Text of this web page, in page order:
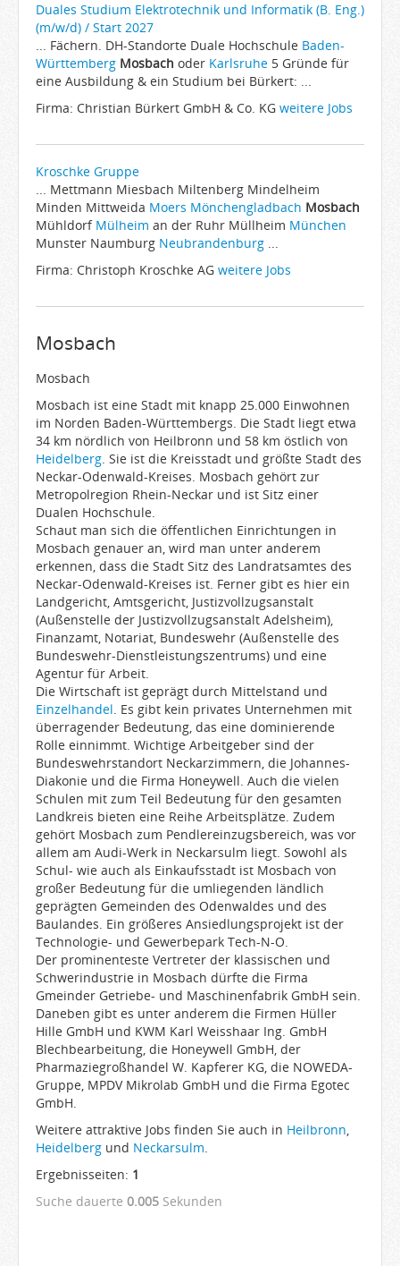
Duales Studium Elektrotechnik und Informatik (B. Eng.)
(m/w/d) / Start 2027
... Fächern. DH-Standorte Duale Hochschule Baden-
Württemberg Mosbach oder Karlsruhe 5 Gründe für
eine Ausbildung & ein Studium bei Bürkert: ...
Firma: Christian Bürkert GmbH & Co. KG weitere Jobs
Kroschke Gruppe
... Mettmann Miesbach Miltenberg Mindelheim
Minden Mittweida Moers Mönchengladbach Mosbach
Mühldorf Mülheim an der Ruhr Müllheim München
Munster Naumburg Neubrandenburg ...
Firma: Christoph Kroschke AG weitere Jobs
Mosbach
Mosbach
Mosbach ist eine Stadt mit knapp 25.000 Einwohnen
im Norden Baden-Württembergs. Die Stadt liegt etwa
34 km nördlich von Heilbronn und 58 km östlich von
Heidelberg. Sie ist die Kreisstadt und größte Stadt des
Neckar-Odenwald-Kreises. Mosbach gehört zur
Metropolregion Rhein-Neckar und ist Sitz einer
Dualen Hochschule.
Schaut man sich die öffentlichen Einrichtungen in
Mosbach genauer an, wird man unter anderem
erkennen, dass die Stadt Sitz des Landratsamtes des
Neckar-Odenwald-Kreises ist. Ferner gibt es hier ein
Landgericht, Amtsgericht, Justizvollzugsanstalt
(Außenstelle der Justizvollzugsanstalt Adelsheim),
Finanzamt, Notariat, Bundeswehr (Außenstelle des
Bundeswehr-Dienstleistungszentrums) und eine
Agentur für Arbeit.
Die Wirtschaft ist geprägt durch Mittelstand und
Einzelhandel. Es gibt kein privates Unternehmen mit
überragender Bedeutung, das eine dominierende
Rolle einnimmt. Wichtige Arbeitgeber sind der
Bundeswehrstandort Neckarzimmern, die Johannes-
Diakonie und die Firma Honeywell. Auch die vielen
Schulen mit zum Teil Bedeutung für den gesamten
Landkreis bieten eine Reihe Arbeitsplätze. Zudem
gehört Mosbach zum Pendlereinzugsbereich, was vor
allem am Audi-Werk in Neckarsulm liegt. Sowohl als
Schul- wie auch als Einkaufsstadt ist Mosbach von
großer Bedeutung für die umliegenden ländlich
geprägten Gemeinden des Odenwaldes und des
Baulandes. Ein größeres Ansiedlungsprojekt ist der
Technologie- und Gewerbepark Tech-N-O.
Der prominenteste Vertreter der klassischen und
Schwerindustrie in Mosbach dürfte die Firma
Gmeinder Getriebe- und Maschinenfabrik GmbH sein.
Daneben gibt es unter anderem die Firmen Hüller
Hille GmbH und KWM Karl Weisshaar Ing. GmbH
Blechbearbeitung, die Honeywell GmbH, der
Pharmaziegroßhandel W. Kapferer KG, die NOWEDA-
Gruppe, MPDV Mikrolab GmbH und die Firma Egotec
GmbH.
Weitere attraktive Jobs finden Sie auch in Heilbronn,
Heidelberg und Neckarsulm.
Ergebnisseiten: 1
Suche dauerte 0.005 Sekunden